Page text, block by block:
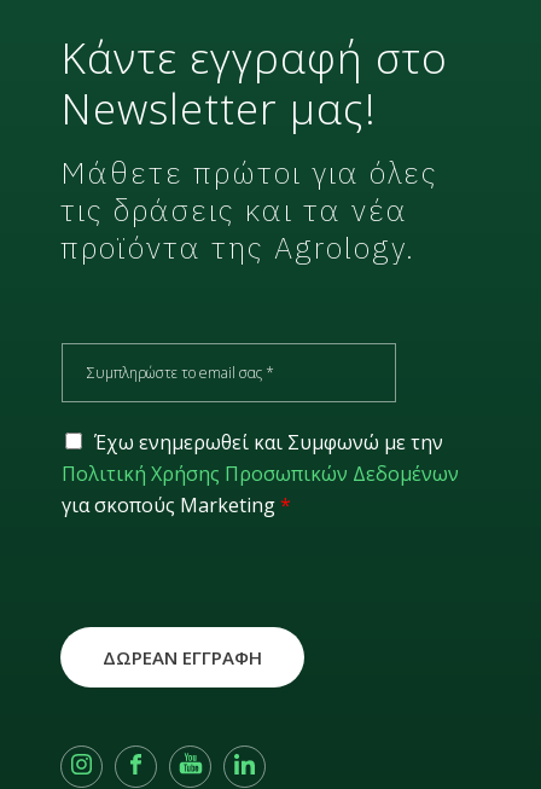
Κάντε εγγραφή στο
Newsletter μας!
Μάθετε πρώτοι για όλες
τις δράσεις και τα νέα
προϊόντα της Agrology.
a
l
*
G
D
P
R
Έχω ενημερωθεί και Συμφωνώ με την
Πολιτική Χρήσης Προσωπικών Δεδομένων
για σκοπούς Marketing*
ΔΩΡΕΑΝ ΕΓΓΡΑΦΗ